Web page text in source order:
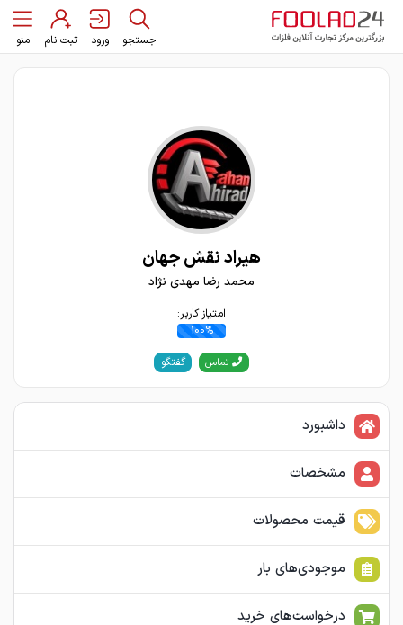
جستجو ورود ثبت نام منو
هیراد نقش جهان
محمد رضا مهدی نژاد
امتیاز کاربر:
100%
تماس گفتگو
داشبورد
مشخصات
قیمت محصولات
موجودی‌های بار
درخواست‌های خرید